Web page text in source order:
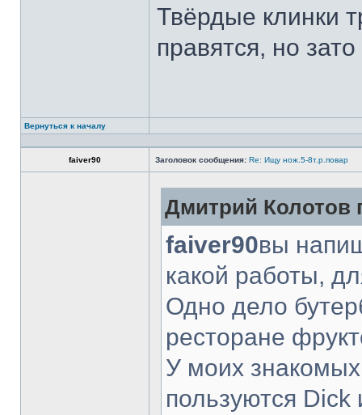
Твёрдые клинки
правятся, но
Вернуться к началу
faiver90 Заголовок сообщения: Re: Ищу нож.5-8т.р.повар
Дмитрий Колотов
faiver90вы
какой работы,
Одно дело
ресторане
У моих
пользуются Dick